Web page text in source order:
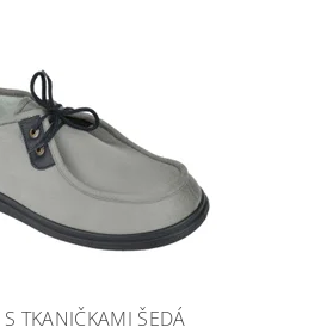
TKANIČKAMI ŠEDÁ